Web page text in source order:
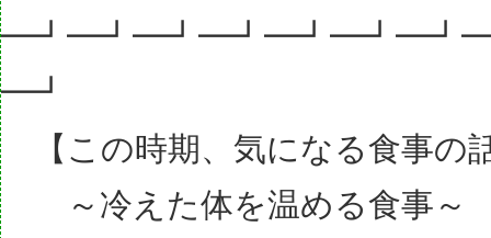
━┛
【この時期、気になる食事の
～冷えた体を温める食事～